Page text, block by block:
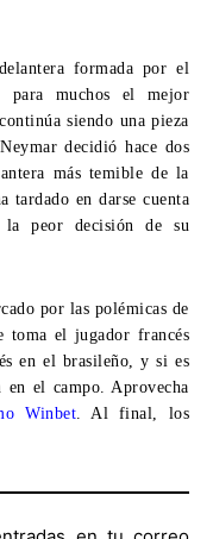
formada por el
muchos el mejor
siendo una pieza
decidió hace dos
más temible de la
tardado en darse cuenta
peor decisión de su
por las polémicas de
toma el jugador francés
en el brasileño, y si es
el campo. Aprovecha
Winbet . Al final, los